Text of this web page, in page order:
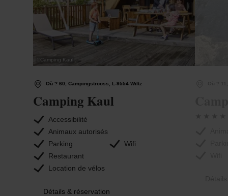
Camping Kaul
Où ? 60, Campingstrooss, L-9554 Wiltz
Camping Kaul
Accessibilité
Animaux autorisés
Parking
Wifi
Restaurant
Location de vélos
Détails & réservation